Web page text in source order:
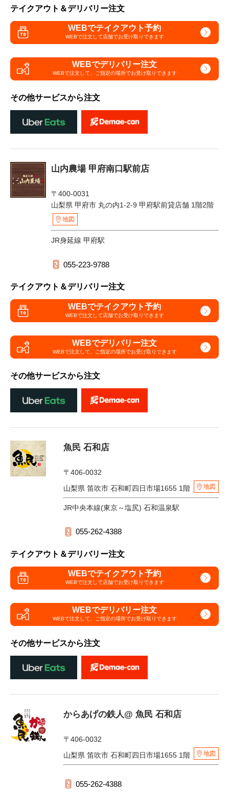
テイクアウト＆デリバリー注文
WEBでテイクアウト予約
WEBで注文して店舗でお受け取りできます
WEBでデリバリー注文
WEBで注文して、 ご指定の場所でお受け取りできます
その他サービスから注文
山内農場 甲府南口駅前店
〒400-0031
山梨県 甲府市 丸の内1-2-9 甲府駅前貸店舗 1階2階
地図
JR身延線 甲府駅
055-223-9788
テイクアウト＆デリバリー注文
WEBでテイクアウト予約
WEBで注文して店舗でお受け取りできます
WEBでデリバリー注文
WEBで注文して、 ご指定の場所でお受け取りできます
その他サービスから注文
魚民 石和店
〒406-0032
山梨県 笛吹市 石和町四日市場1655 1階
地図
JR中央本線(東京～塩尻) 石和温泉駅
055-262-4388
テイクアウト＆デリバリー注文
WEBでテイクアウト予約
WEBで注文して店舗でお受け取りできます
WEBでデリバリー注文
WEBで注文して、 ご指定の場所でお受け取りできます
その他サービスから注文
からあげの鉄人@ 魚民 石和店
〒406-0032
山梨県 笛吹市 石和町四日市場1655 1階
地図
055-262-4388